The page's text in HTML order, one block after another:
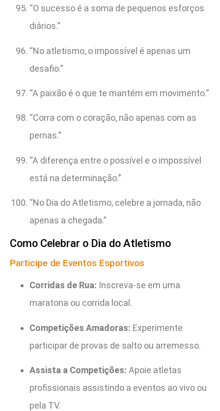
“O sucesso é a soma de pequenos esforços
diários.”
“No atletismo, o impossível é apenas um
desafio.”
“A paixão é o que te mantém em movimento.”
“Corra com o coração, não apenas com as
pernas.”
“A diferença entre o possível e o impossível
está na determinação.”
“No Dia do Atletismo, celebre a jornada, não
apenas a chegada.”
Como Celebrar o Dia do Atletismo
Participe de Eventos Esportivos
Corridas de Rua: Inscreva-se em uma
maratona ou corrida local.
Competições Amadoras: Experimente
participar de provas de salto ou arremesso.
Assista a Competições: Apoie atletas
profissionais assistindo a eventos ao vivo ou
pela TV.